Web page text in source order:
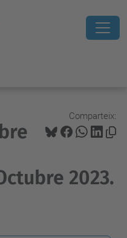
Comparteix:
2023.